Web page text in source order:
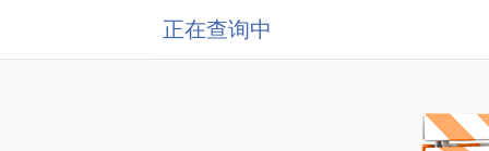
正在查询中